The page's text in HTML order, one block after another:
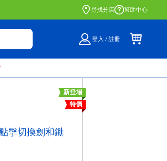
門店自取服務 網上購買並在店內
尋找分店 幫助中心
登入 / 註冊
新登場
特價
擊切換劍和鋤